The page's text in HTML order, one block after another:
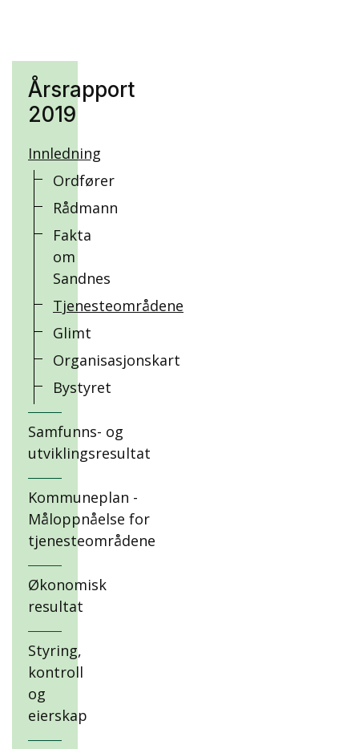
Årsrapport
2019
Innledning
Ordfører
Rådmann
Fakta
om
Sandnes
Tjenesteområdene
Glimt
Organisasjonskart
Bystyret
Samfunns- og
utviklingsresultat
Kommuneplan -
Måloppnåelse for
tjenesteområdene
Økonomisk
resultat
Styring,
kontroll
og
eierskap